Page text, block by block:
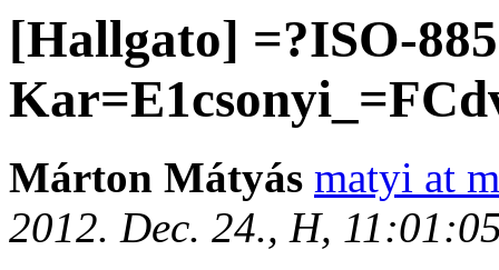
[Hallgato] =?ISO-
Márton Mátyás matyi at
2012. Dec. 24., H,